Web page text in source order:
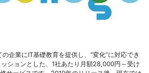
企業にIT基礎教育を提供し、"変化”に対応でき
ションとした、1社あたり月額28,000円～受け